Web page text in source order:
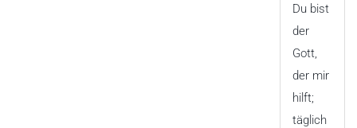
Du bist
der
Gott,
der mir
hilft;
täglich